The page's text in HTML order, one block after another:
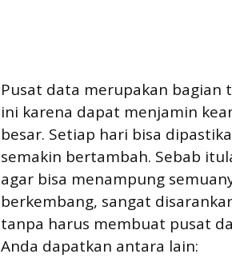
Pusat data merupakan
ini karena dapat menjamin
besar. Setiap hari bisa
semakin bertambah. Sebab
agar bisa menampung
berkembang, sangat
tanpa harus membuat pusat
Anda dapatkan antara lain: